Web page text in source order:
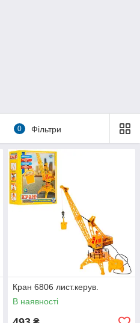
0 Фільтри
Кран 6806 лист.керув.
В наявності